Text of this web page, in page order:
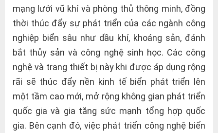
mạng lưới vũ khí và phòng thủ thông minh, đồng
thời thúc đẩy sự phát triển của các ngành công
nghiệp biển sâu như dầu khí, khoáng sản, đánh
bắt thủy sản và công nghệ sinh học. Các công
nghệ và trang thiết bị này khi được áp dụng rộng
rãi sẽ thúc đẩy nền kinh tế biển phát triển lên
một tầm cao mới, mở rộng không gian phát triển
quốc gia và gia tăng sức mạnh tổng hợp quốc
gia. Bên cạnh đó, việc phát triển công nghệ biển